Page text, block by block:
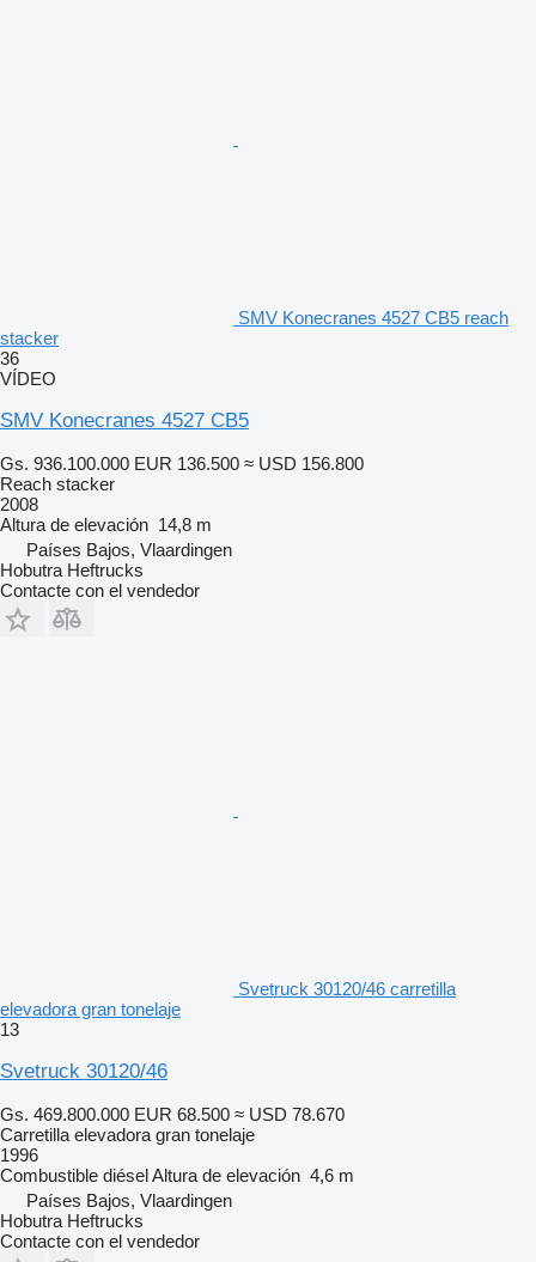
SMV Konecranes 4527 CB5 reach
stacker
36
VÍDEO
SMV Konecranes 4527 CB5
Gs. 936.100.000 EUR 136.500 ≈ USD 156.800
Reach stacker
2008
Altura de elevación 14,8 m
Países Bajos, Vlaardingen
Hobutra Heftrucks
Contacte con el vendedor
Svetruck 30120/46 carretilla
elevadora gran tonelaje
13
Svetruck 30120/46
Gs. 469.800.000 EUR 68.500 ≈ USD 78.670
Carretilla elevadora gran tonelaje
1996
Combustible diéselAltura de elevación 4,6 m
Países Bajos, Vlaardingen
Hobutra Heftrucks
Contacte con el vendedor